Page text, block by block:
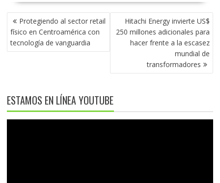
NAVEGACIÓN
DE
ENTRADAS
Protegiendo al sector retail
físico en Centroamérica con
tecnología de vanguardia
Hitachi Energy invierte US$
250 millones adicionales para
hacer frente a la escasez
mundial de
transformadores
ESTAMOS EN LÍNEA YOUTUBE